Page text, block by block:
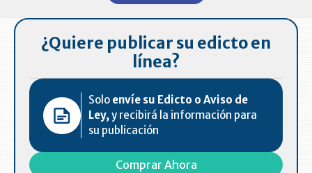
¿Quiere publicar su edicto en
línea?
Solo envíe su Edicto o Aviso de
Ley,y recibirá la información para
su publicación
Comprar Ahora